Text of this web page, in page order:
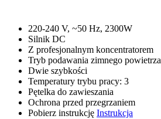
220-240 V, ~50 Hz, 2300W
Silnik DC
Z profesjonalnym koncentratorem
Tryb podawania zimnego powietrza
Dwie szybkości
Temperatury trybu pracy: 3
Pętelka do zawieszania
Ochrona przed przegrzaniem
Pobierz instrukcję Instrukcja